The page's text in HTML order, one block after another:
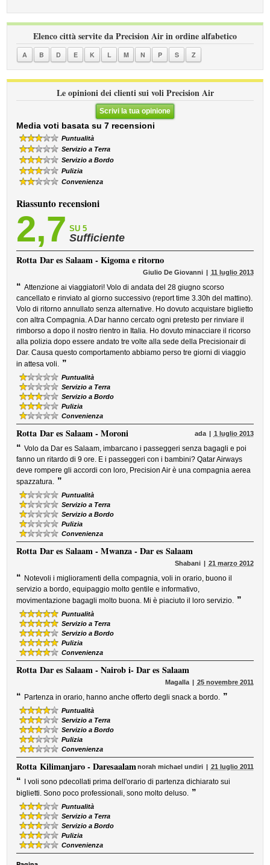
Elenco città servite da Precision Air in ordine alfabetico
A B D E K L M N P S Z
Le opinioni dei clienti sui voli Precision Air
Scrivi la tua opinione
Media voti basata su 7 recensioni
Puntualità
Servizio a Terra
Servizio a Bordo
Pulizia
Convenienza
Riassunto recensioni
2,7 SU 5
Sufficiente
RottaDar es Salaam - Kigoma e ritorno
Giulio De Giovanni 11 luglio 2013
“ Attenzione ai viaggiatori! Volo di andata del 28 giugno scorso
cancellato e rinviato al giorno successivo (report time 3.30h del mattino).
Volo di ritorno annullato senza alternative. Ho dovuto acquistare biglietto
con altra Compagnia. A Dar hanno cercato ogni pretesto per rinviare il
rimborso a dopo il nostro rientro in Italia. Ho dovuto minacciare il ricorso
alla polizia dopo essere andato tre volte alla sede della Precisionair di
Dar. Causa questo comportamento abbiamo perso tre giorni di viaggio
in attesa voli. ”
Puntualità
Servizio a Terra
Servizio a Bordo
Pulizia
Convenienza
RottaDar es Salaam - Moroni ada 1 luglio 2013
“ Volo da Dar es Salaam, imbarcano i passeggeri senza bagagli e poi
fanno un ritardo di 9 ore. E i passeggeri con i bambini? Qatar Airways
deve rompere gli accordi con loro, Precision Air è una compagnia aerea
spazzatura. ”
Puntualità
Servizio a Terra
Servizio a Bordo
Pulizia
Convenienza
RottaDar es Salaam - Mwanza - Dar es Salaam
Shabani 21 marzo 2012
“ Notevoli i miglioramenti della compagnia, voli in orario, buono il
servizio a bordo, equipaggio molto gentile e informativo,
movimentazione bagagli molto buona. Mi è piaciuto il loro servizio. ”
Puntualità
Servizio a Terra
Servizio a Bordo
Pulizia
Convenienza
RottaDar es Salaam - Nairob i- Dar es Salaam
Magalla 25 novembre 2011
“ Partenza in orario, hanno anche offerto degli snack a bordo. ”
Puntualità
Servizio a Terra
Servizio a Bordo
Pulizia
Convenienza
RottaKilimanjaro - Daresaalamnorah michael undiri 21 luglio 2011
“
I voli sono pdecollati prima dell'orario di partenza dichiarato sui
biglietti. Sono poco professionali, sono molto deluso. ”
Puntualità
Servizio a Terra
Servizio a Bordo
Pulizia
Convenienza